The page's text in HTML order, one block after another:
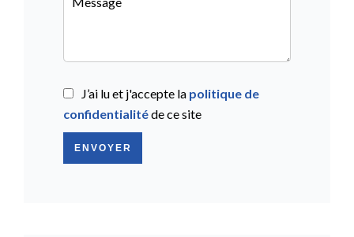
J’ai lu et j'accepte la politique de
confidentialitéde ce site
ENVOYER